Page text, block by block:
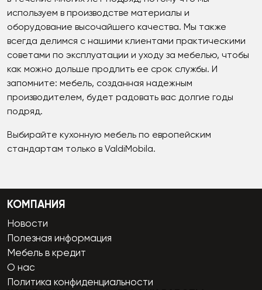
используем в производстве материалы и
оборудование высочайшего качества. Мы также
всегда делимся с нашими клиентами практическими
советами по эксплуатации и уходу за мебелью, чтобы
как можно дольше продлить ее срок службы. И
запомните: мебель, созданная надежным
производителем, будет радовать вас долгие годы
подряд.
Выбирайте кухонную мебель по европейским
стандартам только в ValdiMobila.
КОМПАНИЯ
Новости
Полезная информация
Мебель в кредит
О нас
Политика конфиденциальности